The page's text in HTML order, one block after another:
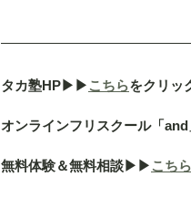
タカ塾HP▶︎▶︎こちらをクリッ
オンラインフリスクール「
無料体験＆無料相談▶︎▶︎こちら